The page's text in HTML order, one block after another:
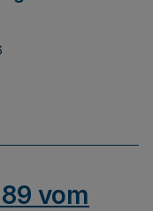
vom